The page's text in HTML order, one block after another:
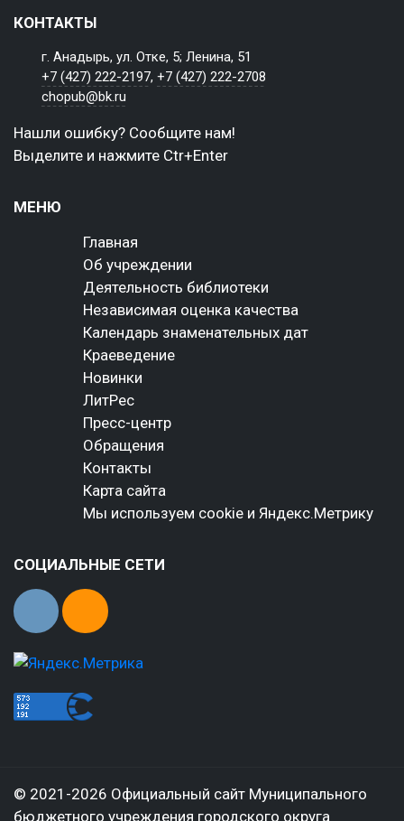
КОНТАКТЫ
г. Анадырь, ул. Отке, 5; Ленина, 51
+7 (427) 222-2197,+7 (427) 222-2708
chopub@bk.ru
Нашли ошибку? Сообщите нам!
Выделите и нажмите Ctr+Enter
МЕНЮ
Главная
Об учреждении
Деятельность библиотеки
Независимая оценка качества
Календарь знаменательных дат
Краеведение
Новинки
ЛитРес
Пресс-центр
Обращения
Контакты
Карта сайта
Мы используем cookie и Яндекс.Метрику
СОЦИАЛЬНЫЕ СЕТИ
© 2021-2026 Официальный сайт Муниципального
бюджетного учреждения городского округа